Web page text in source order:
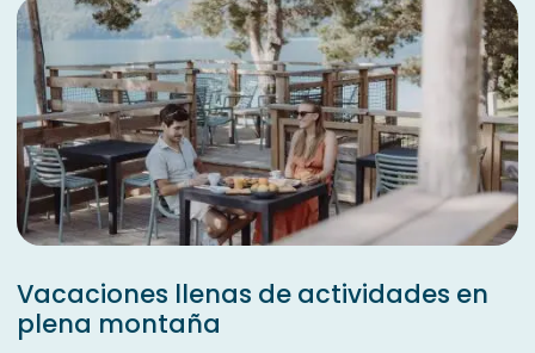
Vacaciones llenas de actividades en
plena montaña